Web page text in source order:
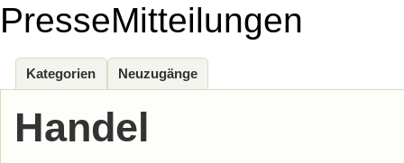
PresseMitteilungen
Kategorien Neuzugänge
Handel